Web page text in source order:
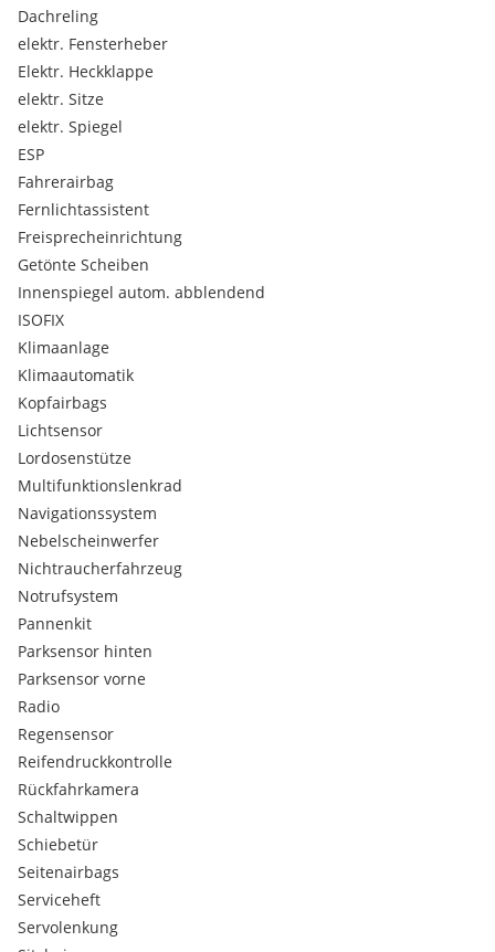
Dachreling
elektr. Fensterheber
Elektr. Heckklappe
elektr. Sitze
elektr. Spiegel
ESP
Fahrerairbag
Fernlichtassistent
Freisprecheinrichtung
Getönte Scheiben
Innenspiegel autom. abblendend
ISOFIX
Klimaanlage
Klimaautomatik
Kopfairbags
Lichtsensor
Lordosenstütze
Multifunktionslenkrad
Navigationssystem
Nebelscheinwerfer
Nichtraucherfahrzeug
Notrufsystem
Pannenkit
Parksensor hinten
Parksensor vorne
Radio
Regensensor
Reifendruckkontrolle
Rückfahrkamera
Schaltwippen
Schiebetür
Seitenairbags
Serviceheft
Servolenkung